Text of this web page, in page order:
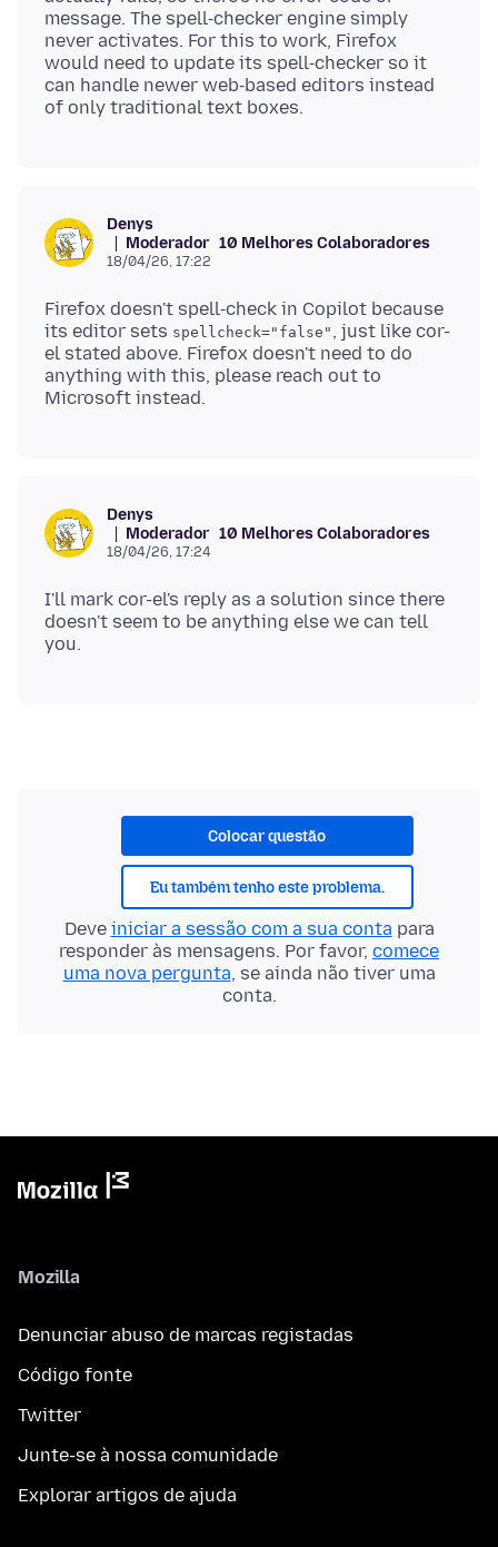
message. The spell‑checker engine simply
never activates. For this to work, Firefox
would need to update its spell‑checker so it
can handle newer web‑based editors instead
Denys
Moderador 10 Melhores Colaboradores
18/04/26, 17:22
Firefox doesn't spell‑check in Copilot because
its editor sets spellcheck="false" , just like cor-
el stated above. Firefox doesn't need to do
anything with this, please reach out to
Denys
Moderador 10 Melhores Colaboradores
18/04/26, 17:24
I'll mark cor-el's reply as a solution since there
doesn't seem to be anything else we can tell
Colocar questão
Eu também tenho este problema.
Deve iniciar a sessão com a sua conta para
responder às mensagens. Por favor, comece
uma nova pergunta, se ainda não tiver uma
conta.
Mozilla
Denunciar abuso de marcas registadas
Código fonte
Twitter
Junte-se à nossa comunidade
Explorar artigos de ajuda